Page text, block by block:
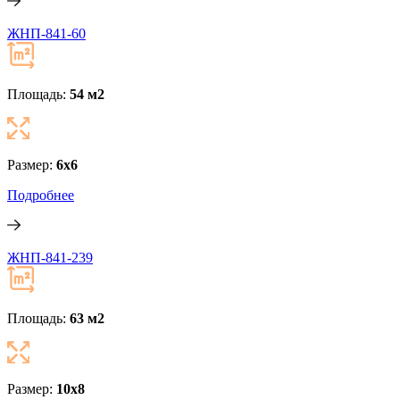
ЖНП-841-60
Площадь: 54 м2
Размер: 6х6
Подробнее
ЖНП-841-239
Площадь: 63 м2
Размер: 10x8